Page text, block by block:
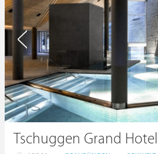
Tschuggen Grand Hotel